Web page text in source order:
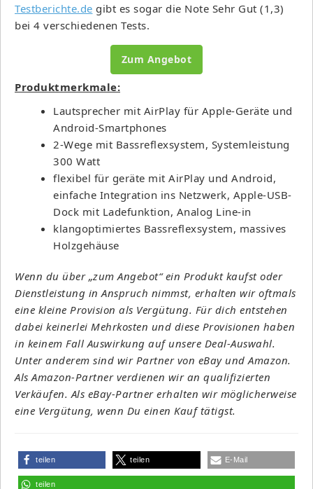
Testberichte.de gibt es sogar die Note Sehr Gut (1,3)
bei 4 verschiedenen Tests.
Zum Angebot
Produktmerkmale:
Lautsprecher mit AirPlay für Apple-Geräte und
Android-Smartphones
2-Wege mit Bassreflexsystem, Systemleistung
300 Watt
flexibel für geräte mit AirPlay und Android,
einfache Integration ins Netzwerk, Apple-USB-
Dock mit Ladefunktion, Analog Line-in
klangoptimiertes Bassreflexsystem, massives
Holzgehäuse
Wenn du über „zum Angebot“ ein Produkt kaufst oder
Dienstleistung in Anspruch nimmst, erhalten wir oftmals
eine kleine Provision als Vergütung. Für dich entstehen
dabei keinerlei Mehrkosten und diese Provisionen haben
in keinem Fall Auswirkung auf unsere Deal-Auswahl.
Unter anderem sind wir Partner von eBay und Amazon.
Als Amazon-Partner verdienen wir an qualifizierten
Verkäufen. Als eBay-Partner erhalten wir möglicherweise
eine Vergütung, wenn Du einen Kauf tätigst.
teilen teilen E-Mail
teilen